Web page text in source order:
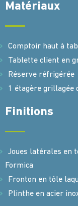
Matériaux
Comptoir haut à
Tablette client en
Réserve réfrigérée
1 étagère grillagée
Finitions
Joues latérales en
Formica
Fronton en tôle
Plinthe en acier